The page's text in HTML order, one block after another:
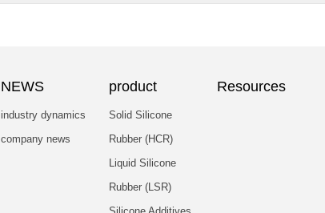
NEWS
industry dynamics
company news
product
Solid Silicone
Rubber (HCR)
Liquid Silicone
Rubber (LSR)
Resources